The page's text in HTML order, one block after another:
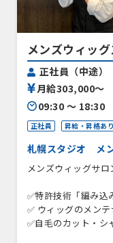
メンズウィッ
正社員（中途）
月給303,000〜
09:30 〜 18:30
正社員 昇給・昇格あり
札幌スタジオ メ
メンズウィッグサロ
✅特許技術「編み込
✅ ウィッグのメン
✅自毛のカット・